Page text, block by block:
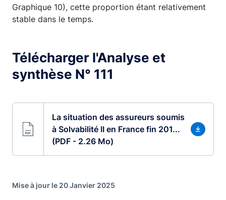
Graphique 10), cette proportion étant relativement
stable dans le temps.
Télécharger l'Analyse et
synthèse N° 111
La situation des assureurs soumis
à Solvabilité II en France fin 201...
(PDF - 2.26 Mo)
Mise à jour le 20 Janvier 2025